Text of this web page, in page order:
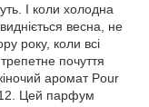
І коли холодна
весна, не
року, коли всі
почуття
аромат Pour
Цей парфум